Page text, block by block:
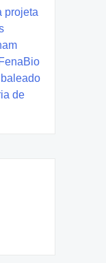
projeta
de